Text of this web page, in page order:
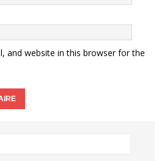
and website in this browser for the